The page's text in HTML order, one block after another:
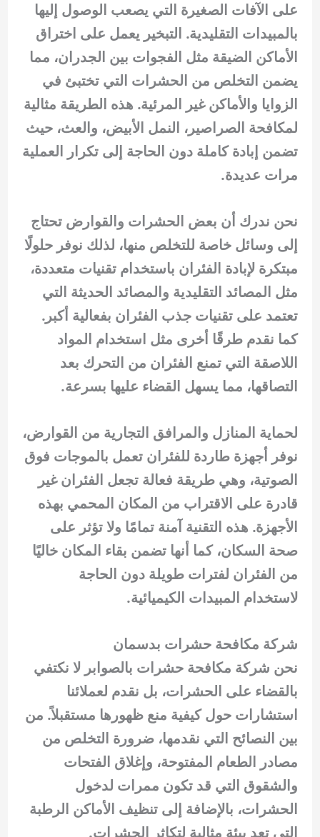
على الآفات الصغيرة التي يصعب الوصول إليها
بالمبيدات التقليدية. التبخير يعمل على اختراق
الأماكن الضيقة مثل الفجوات بين الجدران، مما
يضمن التخلص من الحشرات التي تختبئ في
الزوايا والأماكن غير المرئية. هذه الطريقة مثالية
لمكافحة الصراصير، النمل الأبيض، والعث، حيث
تضمن إبادة كاملة دون الحاجة إلى تكرار العملية
مرات عديدة.
نحن ندرك أن بعض الحشرات والقوارض تحتاج
إلى وسائل خاصة للتخلص منها، لذلك نوفر حلولًا
مبتكرة لإبادة الفئران باستخدام تقنيات متعددة،
مثل المصائد التقليدية والمصائد الحديثة التي
تعتمد على تقنيات جذب الفئران بفعالية أكبر.
كما نقدم طرقًا أخرى مثل استخدام المواد
اللاصقة التي تمنع الفئران من التحرك بعد
التصاقها، مما يسهل القضاء عليها بسرعة.
لحماية المنازل والمرافق التجارية من القوارض،
نوفر أجهزة طاردة للفئران تعمل بالموجات فوق
الصوتية، وهي طريقة فعالة تجعل الفئران غير
قادرة على الاقتراب من المكان المحمي بهذه
الأجهزة. هذه التقنية آمنة تمامًا ولا تؤثر على
صحة السكان، كما أنها تضمن بقاء المكان خاليًا
من الفئران لفترات طويلة دون الحاجة
لاستخدام المبيدات الكيميائية.
شركة مكافحة حشرات بدسمان
نحن شركة مكافحة حشرات بالصوابر لا نكتفي
بالقضاء على الحشرات، بل نقدم لعملائنا
استشارات حول كيفية منع ظهورها مستقبلاً. من
بين النصائح التي نقدمها، ضرورة التخلص من
مصادر الطعام المفتوحة، وإغلاق الفتحات
والشقوق التي قد تكون ممرات لدخول
الحشرات، بالإضافة إلى تنظيف الأماكن الرطبة
التي تعد بيئة مثالية لتكاثر الحشرات.